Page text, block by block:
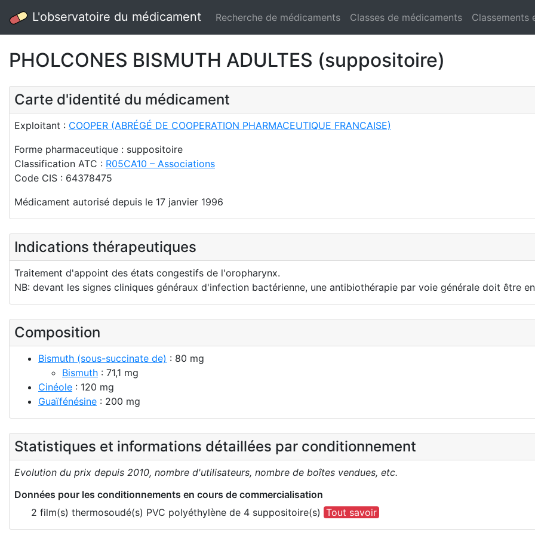
L'observatoire du médicament Recherche de médicaments Classes de médicaments Classements
PHOLCONES BISMUTH ADULTES (suppositoire)
Carte d'identité du médicament
Exploitant : COOPER (ABRÉGÉ DE COOPERATION PHARMACEUTIQUE FRANCAISE)
Forme pharmaceutique : suppositoire
Classification ATC : R05CA10 – Associations
Code CIS : 64378475
Médicament autorisé depuis le 17 janvier 1996
Indications thérapeutiques
Traitement d'appoint des états congestifs de l'oropharynx.
NB: devant les signes cliniques généraux d'infection bactérienne, une antibiothérapie par voie générale doit être
Composition
Bismuth (sous-succinate de) : 80 mg
Bismuth : 71,1 mg
Cinéole : 120 mg
Guaïfénésine : 200 mg
Statistiques et informations détaillées par conditionnement
Evolution du prix depuis 2010, nombre d'utilisateurs, nombre de boîtes vendues, etc.
Données pour les conditionnements en cours de commercialisation
2 film(s) thermosoudé(s) PVC polyéthylène de 4 suppositoire(s) Tout savoir